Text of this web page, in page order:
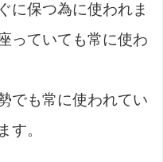
に保つ為に使われま
っていても常に使わ
でも常に使われてい
す。